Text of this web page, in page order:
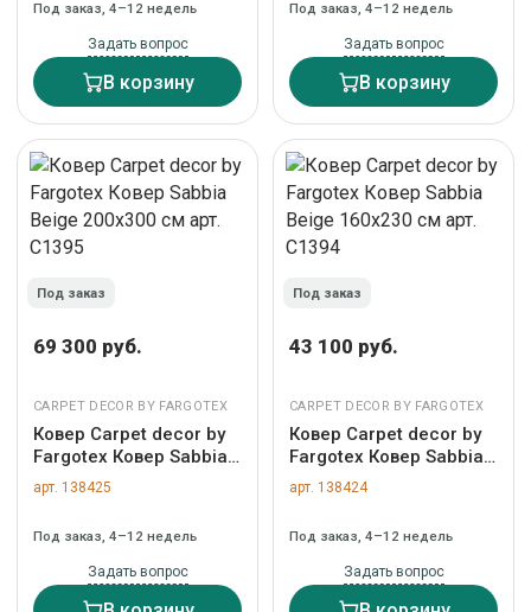
Под заказ, 4–12 недель
Задать вопрос
В корзину
Под заказ, 4–12 недель
Задать вопрос
В корзину
Под заказ
69 300 руб.
CARPET DECOR BY FARGOTEX
Ковер Carpet decor by
Fargotex Ковер Sabbia
Beige 200х300 см арт.
C1395
арт. 138425
Под заказ, 4–12 недель
Задать вопрос
Под заказ
43 100 руб.
CARPET DECOR BY FARGOTEX
Ковер Carpet decor by
Fargotex Ковер Sabbia
Beige 160х230 см арт.
C1394
арт. 138424
Под заказ, 4–12 недель
Задать вопрос